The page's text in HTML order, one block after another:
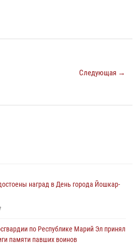
Следующая →
наград в День города Йошкар-
по Республике Марий Эл принял
памяти павших воинов